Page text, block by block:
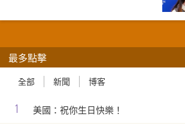
最多點擊
全部 新聞 博客
1 美國：祝你生日快樂！